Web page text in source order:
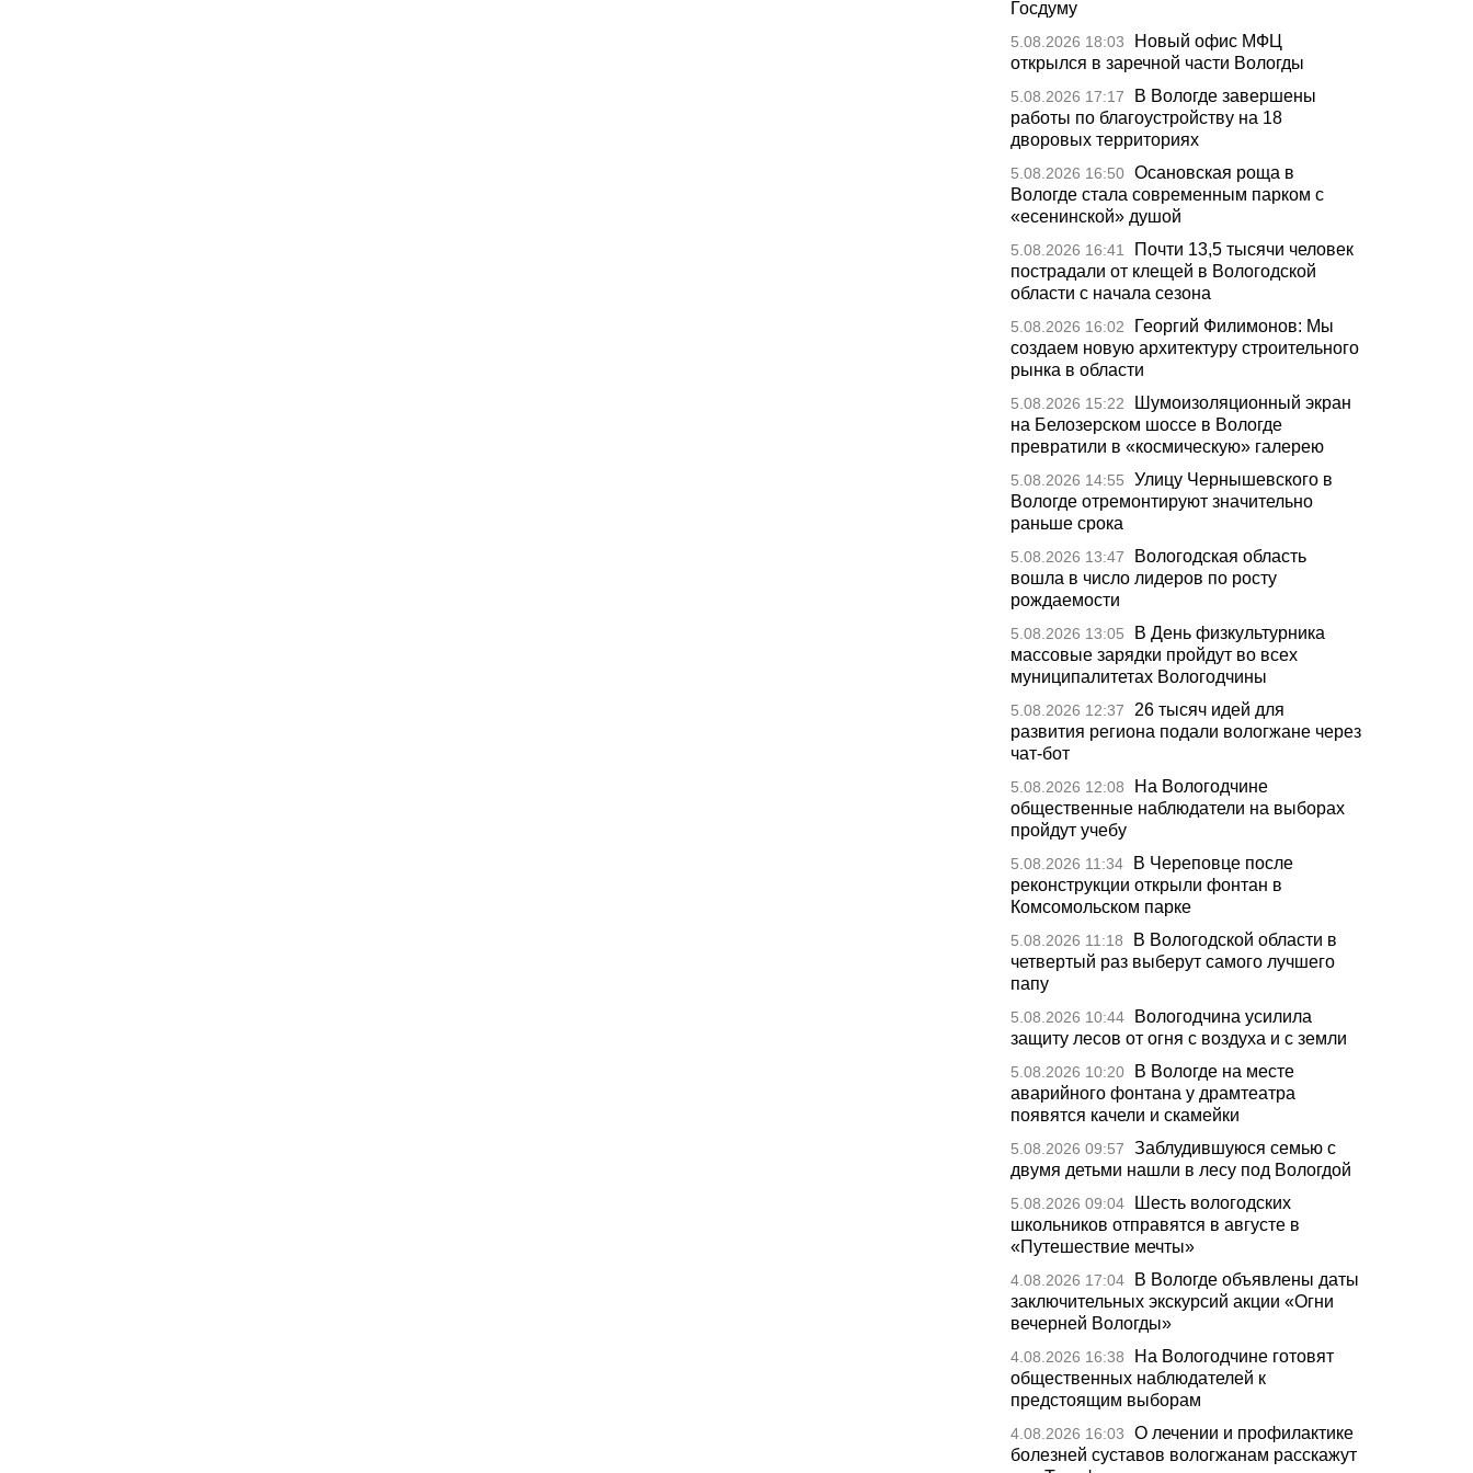
Госдуму
5.08.2026 18:03
Новый офис МФЦ
открылся в заречной части Вологды
5.08.2026 17:17
В Вологде завершены
работы по благоустройству на 18
дворовых территориях
5.08.2026 16:50 Осановская роща в
Вологде стала современным парком с
«есенинской» душой
5.08.2026 16:41
Почти 13,5 тысячи человек
пострадали от клещей в Вологодской
области с начала сезона
5.08.2026 16:02
Георгий Филимонов: Мы
создаем новую архитектуру строительного
рынка в области
5.08.2026 15:22
Шумоизоляционный экран
на Белозерском шоссе в Вологде
превратили в «космическую» галерею
5.08.2026 14:55
Улицу Чернышевского в
Вологде отремонтируют значительно
раньше срока
5.08.2026 13:47
Вологодская область
вошла в число лидеров по росту
рождаемости
5.08.2026 13:05
В День физкультурника
массовые зарядки пройдут во всех
муниципалитетах Вологодчины
5.08.2026 12:37
26 тысяч идей для
развития региона подали вологжане через
чат-бот
5.08.2026 12:08
На Вологодчине
общественные наблюдатели на выборах
пройдут учебу
5.08.2026 11:34
В Череповце после
реконструкции открыли фонтан в
Комсомольском парке
5.08.2026 11:18
В Вологодской области в
четвертый раз выберут самого лучшего
папу
5.08.2026 10:44
Вологодчина усилила
защиту лесов от огня с воздуха и с земли
5.08.2026 10:20
В Вологде на месте
аварийного фонтана у драмтеатра
появятся качели и скамейки
5.08.2026 09:57
Заблудившуюся семью с
двумя детьми нашли в лесу под Вологдой
5.08.2026 09:04
Шесть вологодских
школьников отправятся в августе в
«Путешествие мечты»
4.08.2026 17:04
В Вологде объявлены даты
заключительных экскурсий акции «Огни
вечерней Вологды»
4.08.2026 16:38
На Вологодчине готовят
общественных наблюдателей к
предстоящим выборам
4.08.2026 16:03
О лечении и профилактике
болезней суставов вологжанам расскажут